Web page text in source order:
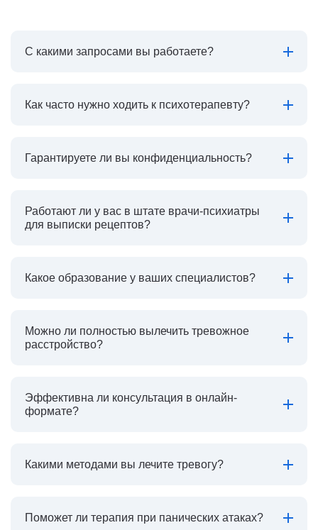
С какими запросами вы работаете?
Как часто нужно ходить к психотерапевту?
Гарантируете ли вы конфиденциальность?
Работают ли у вас в штате врачи-психиатры
для выписки рецептов?
Какое образование у ваших специалистов?
Можно ли полностью вылечить тревожное
расстройство?
Эффективна ли консультация в онлайн-
формате?
Какими методами вы лечите тревогу?
Поможет ли терапия при панических атаках?